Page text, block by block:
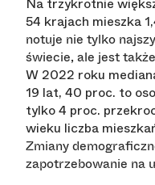
54 krajach mieszka
notuje nie tylko
świecie, ale jest
W 2022 roku
19 lat, 40 proc. to
tylko 4 proc.
wieku liczba
Zmiany
zapotrzebowanie na